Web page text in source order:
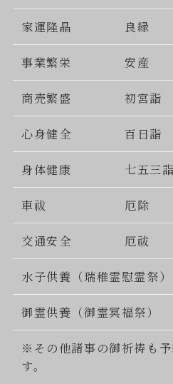
家運隆晶 良縁
事業繁栄 安産
商売繁盛 初宮詣
心身健全 百日詣
身体健康 七五三詣
車祓 厄除
交通安全 厄祓
水子供養（瑞稚霊慰霊祭）
御霊供養（御霊冥福祭）
※その他諸事の御祈祷も
す。